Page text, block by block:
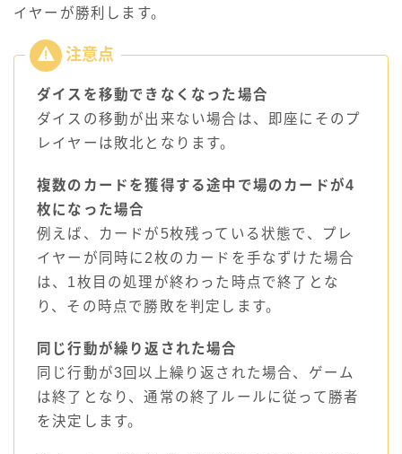
イヤーが勝利します。
ダイスを移動できなくなった場合
ダイスの移動が出来ない場合は、即座にそのプ
レイヤーは敗北となります。
複数のカードを獲得する途中で場のカードが4
枚になった場合
例えば、カードが5枚残っている状態で、プレ
イヤーが同時に2枚のカードを手なずけた場合
は、1枚目の処理が終わった時点で終了とな
り、その時点で勝敗を判定します。
同じ行動が繰り返された場合
同じ行動が3回以上繰り返された場合、ゲーム
は終了となり、通常の終了ルールに従って勝者
を決定します。